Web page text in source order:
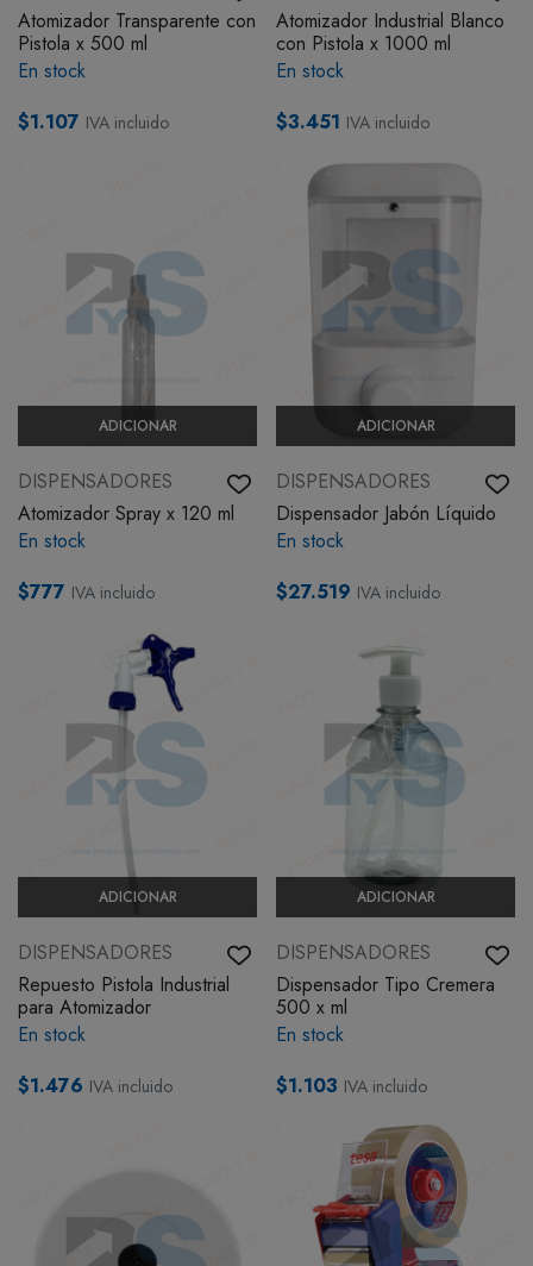
BOTIQUÍN
MI CUENTA
Atomizador Transparente con
Pistola x 500 ml
En stock
$1.107 IVA incluido
Atomizador Industrial Blanco
con Pistola x 1000 ml
En stock
$3.451 IVA incluido
ADICIONAR
DISPENSADORES
Atomizador Spray x 120 ml
En stock
$777 IVA incluido
ADICIONAR
DISPENSADORES
Dispensador Jabón Líquido
En stock
$27.519 IVA incluido
ADICIONAR
DISPENSADORES
Repuesto Pistola Industrial
para Atomizador
En stock
$1.476 IVA incluido
ADICIONAR
DISPENSADORES
Dispensador Tipo Cremera
500 x ml
En stock
$1.103 IVA incluido